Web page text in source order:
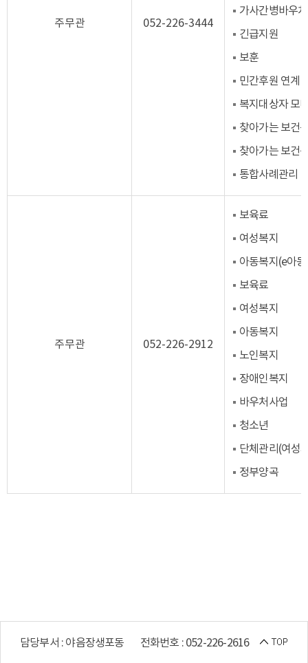
주무관 052-226-3444
가사간병바우처
긴급지원
보훈
민간후원 연계
복지대상자 모
찾아가는 보건
찾아가는 보건
통합사례관리
주무관 052-226-2912
보육료
여성복지
아동복지(e아
보육료
여성복지
아동복지
노인복지
장애인복지
바우처사업
청소년
단체관리(여성
정부양곡
담당부서 : 야음장생포동 전화번호 : 052-226-2616